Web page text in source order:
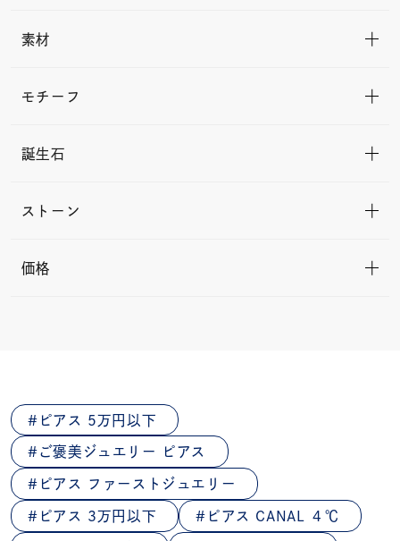
素材
モチーフ
誕生石
ストーン
価格
ピアス 5万円以下
ご褒美ジュエリー ピアス
ピアス ファーストジュエリー
ピアス 3万円以下 ピアス CANAL ４℃